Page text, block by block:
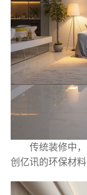
传统装修中
创亿讯的环保材